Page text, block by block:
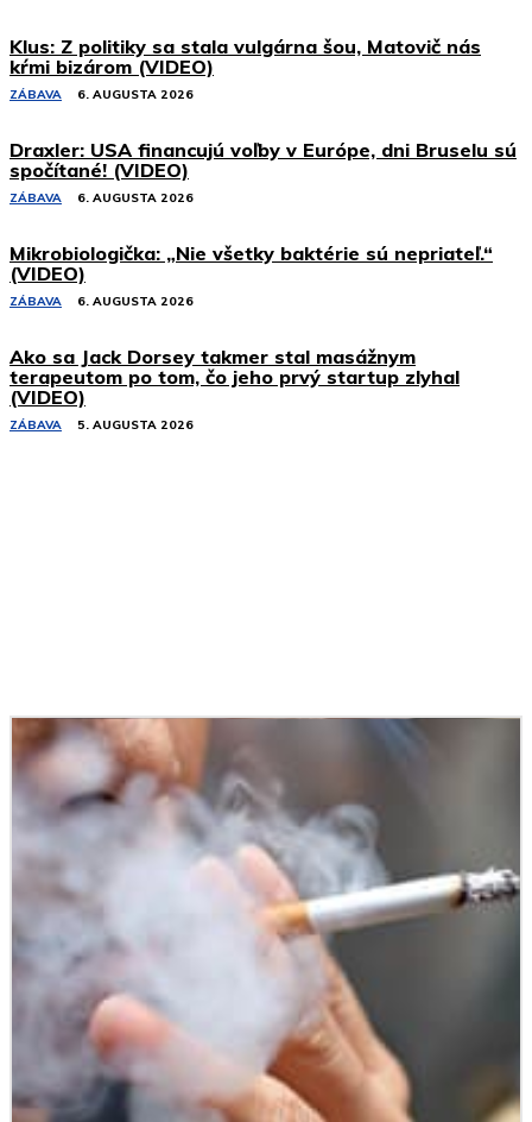
Klus: Z politiky sa stala vulgárna šou, Matovič nás
kŕmi bizárom (VIDEO)
ZÁBAVA 6. AUGUSTA 2026
Draxler: USA financujú voľby v Európe, dni Bruselu sú
spočítané! (VIDEO)
ZÁBAVA 6. AUGUSTA 2026
Mikrobiologička: „Nie všetky baktérie sú nepriateľ.“
(VIDEO)
ZÁBAVA 6. AUGUSTA 2026
Ako sa Jack Dorsey takmer stal masážnym
terapeutom po tom, čo jeho prvý startup zlyhal
(VIDEO)
ZÁBAVA 5. AUGUSTA 2026